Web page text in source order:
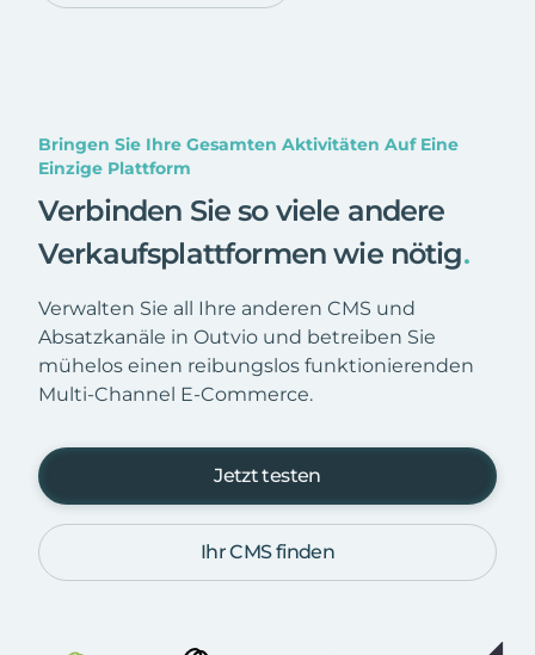
Bringen Sie Ihre Gesamten Aktivitäten Auf Eine
Einzige Plattform
Verbinden Sie so viele andere
Verkaufsplattformen wie nötig.
Verwalten Sie all Ihre anderen CMS und
Absatzkanäle in Outvio und betreiben Sie
mühelos einen reibungslos funktionierenden
Multi-Channel E-Commerce.
Jetzt testen
Ihr CMS finden